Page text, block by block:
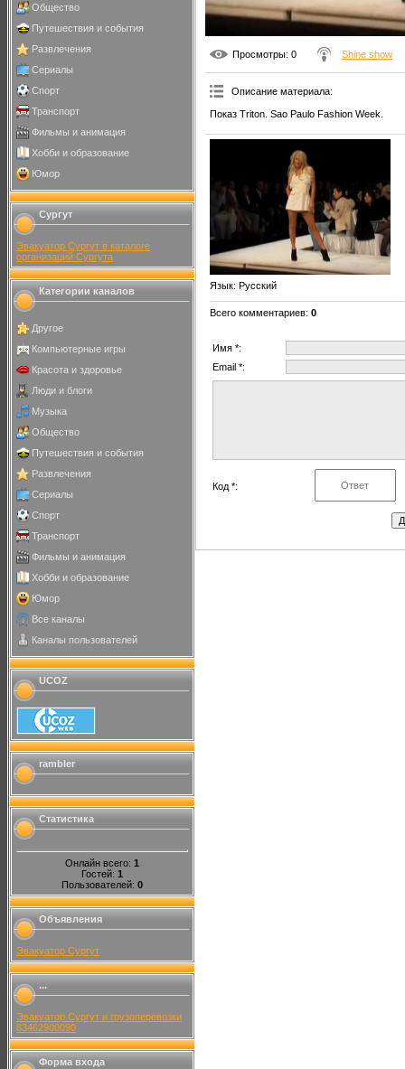
Общество
Путешествия и события
Развлечения
Сериалы
Спорт
Транспорт
Фильмы и анимация
Хобби и образование
Юмор
Сургут
Эвакуатор Сургут в каталоге
организаций Сургута
Категории каналов
Другое
Компьютерные игры
Красота и здоровье
Люди и блоги
Музыка
Общество
Путешествия и события
Развлечения
Сериалы
Спорт
Транспорт
Фильмы и анимация
Хобби и образование
Юмор
Все каналы
Каналы пользователей
UCOZ
rambler
Статистика
Онлайн всего: 1
Гостей: 1
Пользователей: 0
Объявления
Эвакуатор Сургут
...
Эвакуатор Сургут и грузоперевозки
83462900090
Форма входа
Просмотры: 0 Shine show
Описание материала:
Показ Triton. Sao Paulo Fashion Week.
Язык: Русский
Всего комментариев: 0
Имя *:
Email *:
Код *: